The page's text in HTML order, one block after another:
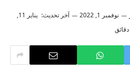
نوفمبر 1, 2022 آخر تحديث:
يناير 11,